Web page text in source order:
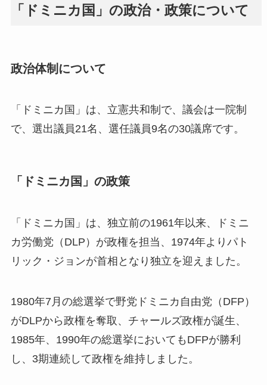
「ドミニカ国」の政治・政策について
政治体制について
「ドミニカ国」は、立憲共和制で、議会は一院制
で、選出議員21名、選任議員9名の30議席です。
「ドミニカ国」の政策
「ドミニカ国」は、独立前の1961年以来、ドミニ
カ労働党（DLP）が政権を担当、1974年よりパト
リック・ジョンが首相となり独立を迎えました。
1980年7月の総選挙で野党ドミニカ自由党（DFP）
がDLPから政権を奪取、チャールズ政権が誕生、
1985年、1990年の総選挙においてもDFPが勝利
し、3期連続して政権を維持しました。